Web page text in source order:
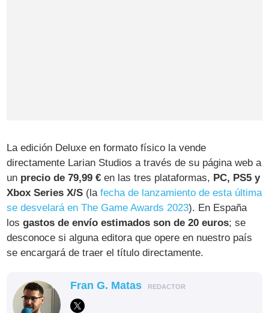
La edición Deluxe en formato físico la vende
directamente Larian Studios a través de su página web a
un precio de 79,99 € en las tres plataformas, PC, PS5 y
Xbox Series X/S (lafecha de lanzamiento de esta última
se desvelará en The Game Awards 2023). En España
losgastos de envío estimados son de 20 euros; se
desconoce si alguna editora que opere en nuestro país
se encargará de traer el título directamente.
Fran G. Matas REDACTOR